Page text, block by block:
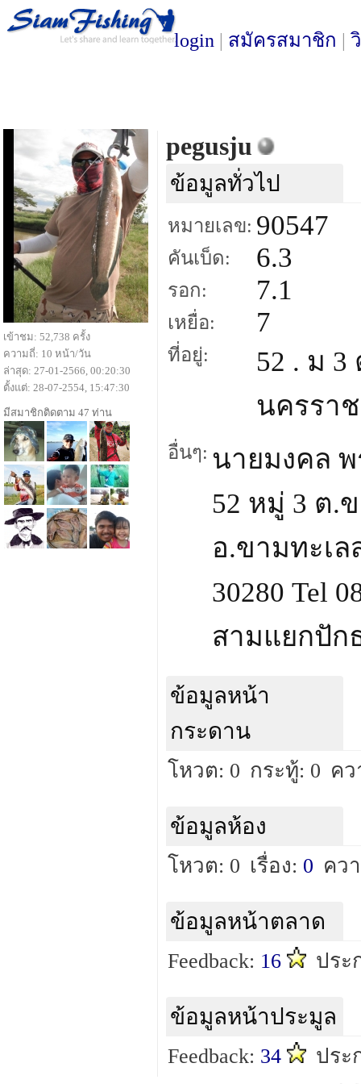
login | สมัครสมาชิก |
pegusju
ข้อมูลทั่วไป
หมายเลข: 90547
คันเบ็ด: 6.3
รอก: 7.1
เหยื่อ: 7
ที่อยู่:
52 . ม
นครรา
อื่นๆ: นายมงคล
52 หมู่ 3 ต.
อ.ขามทะเ
30280 Tel
สามแยกปัก
ข้อมูลหน้า
กระดาน
โหวต: 0 กระทู้: 0 ค
ข้อมูลห้อง
โหวต: 0 เรื่อง: 0 คว
ข้อมูลหน้าตลาด
Feedback: 16 ประ
ข้อมูลหน้าประมูล
Feedback: 34 ประ
เข้าชม: 52,738 ครั้ง
ความถี่: 10 หน้า/วัน
ล่าสุด: 27-01-2566, 00:20:30
ตั้งแต่: 28-07-2554, 15:47:30
มีสมาชิกติดตาม 47 ท่าน